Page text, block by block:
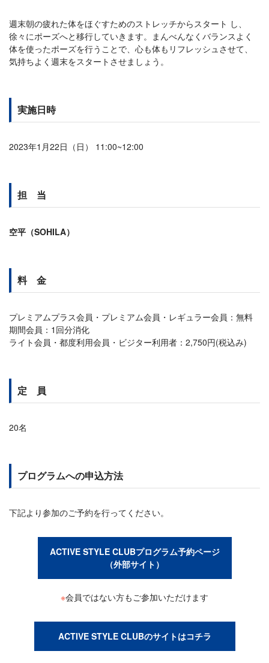
週末朝の疲れた体をほぐすためのストレッチからスタート し、
徐々にポーズへと移行していきます。まんべんなくバランスよく
体を使ったポーズを行うことで、心も体もリフレッシュさせて、
気持ちよく週末をスタートさせましょう。
実施日時
2023年1月22日（日） 11:00~12:00
担 当
空平（SOHILA）
料 金
プレミアムプラス会員・プレミアム会員・レギュラー会員：無料
期間会員：1回分消化
ライト会員・都度利用会員・ビジター利用者：2,750円(税込み)
定 員
20名
プログラムへの申込方法
下記より参加のご予約を行ってください。
ACTIVE STYLE CLUBプログラム予約ページ
（外部サイト）
※会員ではない方もご参加いただけます
ACTIVE STYLE CLUBのサイトはコチラ